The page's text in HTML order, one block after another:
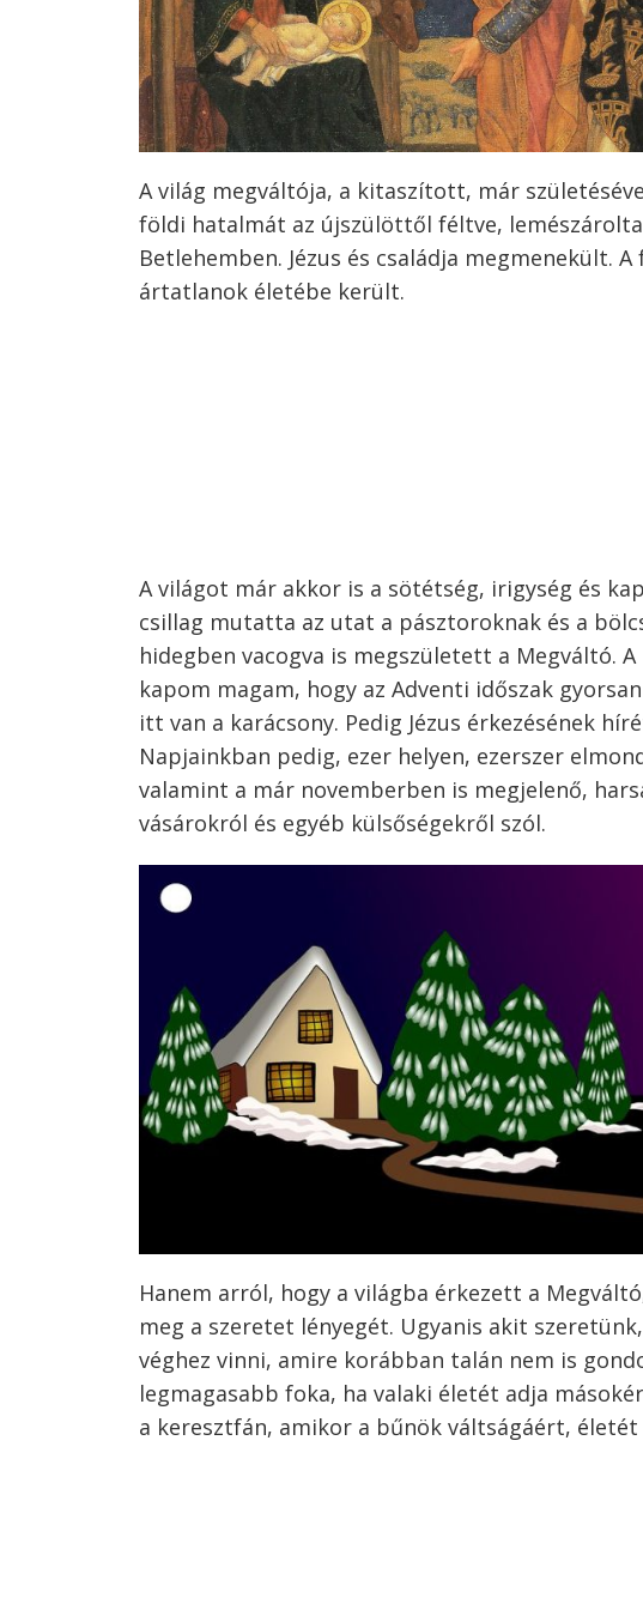
A világ megváltója, a kitaszított, már
földi hatalmát az újszülöttől féltve,
Betlehemben. Jézus és családja megmenekült.
ártatlanok életébe került.
A világot már akkor is a sötétség, irigység és
csillag mutatta az utat a pásztoroknak és a
hidegben vacogva is megszületett a Megváltó.
kapom magam, hogy az Adventi időszak
itt van a karácsony. Pedig Jézus érkezésének
Napjainkban pedig, ezer helyen, ezerszer
valamint a már novemberben is megjelenő,
vásárokról és egyéb külsőségekről szól.
Hanem arról, hogy a világba érkezett a
meg a szeretet lényegét. Ugyanis akit
véghez vinni, amire korábban talán nem is
legmagasabb foka, ha valaki életét adja
a keresztfán, amikor a bűnök váltságáért,